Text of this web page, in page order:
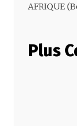
AFRIQUE
Plus